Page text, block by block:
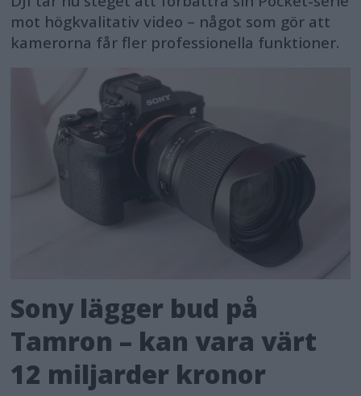
mot högkvalitativ video – något som gör att
kamerorna får fler professionella funktioner.
Sony lägger bud på
Tamron – kan vara värt
12 miljarder kronor